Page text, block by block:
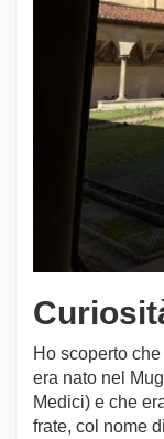
Ho scoperto
era nato nel
Medici) e che
frate, col nome